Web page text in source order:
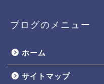
ブログのメニュー
ホーム
サイトマップ